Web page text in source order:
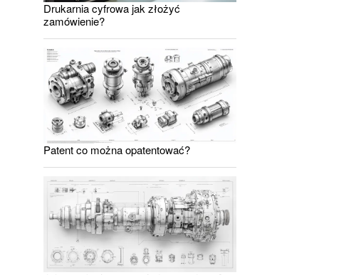
Drukarnia cyfrowa jak złożyć
zamówienie?
Patent co można opatentować?